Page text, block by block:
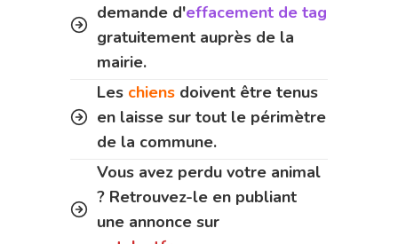
demande d'effacement de tag
gratuitement auprès de la
mairie.
Les chiens doivent être tenus
en laisse sur tout le périmètre
de la commune.
Vous avez perdu votre animal
? Retrouvez-le en publiant
une annonce sur